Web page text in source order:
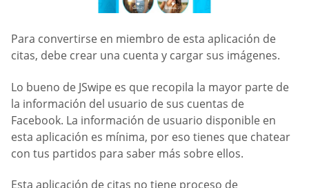
Para convertirse en miembro de esta aplicación de
citas, debe crear una cuenta y cargar sus imágenes.
Lo bueno de JSwipe es que recopila la mayor parte de
la información del usuario de sus cuentas de
Facebook. La información de usuario disponible en
esta aplicación es mínima, por eso tienes que chatear
con tus partidos para saber más sobre ellos.
Esta aplicación de citas no tiene proceso de